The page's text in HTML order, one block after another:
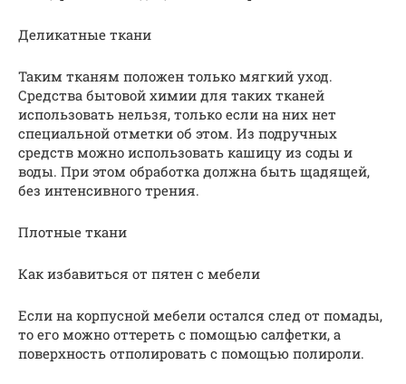
Деликатные ткани
Таким тканям положен только мягкий уход.
Средства бытовой химии для таких тканей
использовать нельзя, только если на них нет
специальной отметки об этом. Из подручных
средств можно использовать кашицу из соды и
воды. При этом обработка должна быть щадящей,
без интенсивного трения.
Плотные ткани
Как избавиться от пятен с мебели
Если на корпусной мебели остался след от помады,
то его можно оттереть с помощью салфетки, а
поверхность отполировать с помощью полироли.